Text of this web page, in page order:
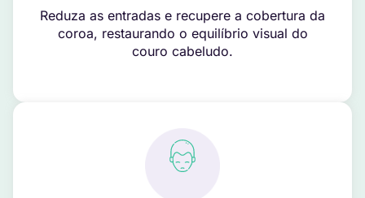
Reduza as entradas e recupere a cobertura da
coroa, restaurando o equilíbrio visual do
couro cabeludo.